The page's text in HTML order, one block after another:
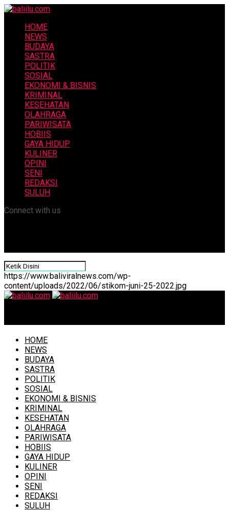
HOME
NEWS
BUDAYA
SASTRA
POLITIK
SOSIAL
EKONOMI & BISNIS
KRIMINAL
KESEHATAN
OLAHRAGA
PARIWISATA
HOBIIS
GAYA HIDUP
KULINER
OPINI
SENI
REDAKSI
SULUH
Connect with us
https://www.baliviralnews.com/wp-
content/uploads/2022/06/stikom-juni-25-2022.jpg
HOME
NEWS
BUDAYA
SASTRA
POLITIK
SOSIAL
EKONOMI & BISNIS
KRIMINAL
KESEHATAN
OLAHRAGA
PARIWISATA
HOBIIS
GAYA HIDUP
KULINER
OPINI
SENI
REDAKSI
SULUH